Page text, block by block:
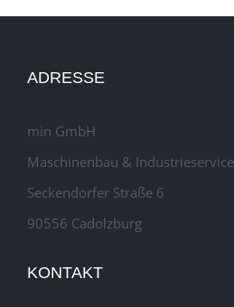
ADRESSE
min GmbH
Maschinenbau &
Seckendorfer Straße 6
90556 Cadolzburg
KONTAKT